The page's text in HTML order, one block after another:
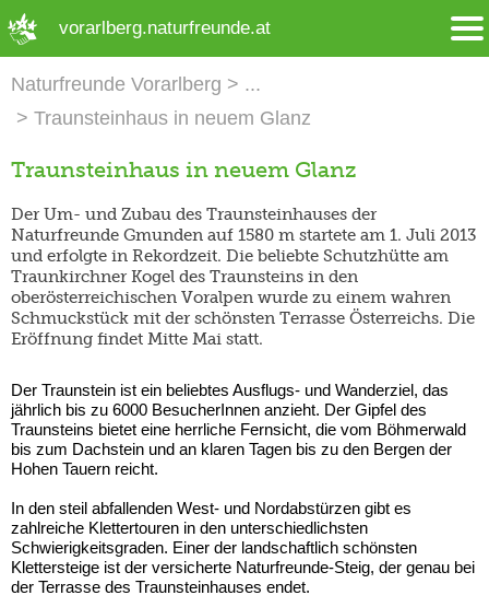
vorarlberg.naturfreunde.at
Naturfreunde Vorarlberg
Traunsteinhaus in neuem Glanz
Traunsteinhaus in neuem Glanz
Der Um- und Zubau des Traunsteinhauses der
Naturfreunde Gmunden auf 1580 m startete am 1. Juli 2013
und erfolgte in Rekordzeit. Die beliebte Schutzhütte am
Traunkirchner Kogel des Traunsteins in den
oberösterreichischen Voralpen wurde zu einem wahren
Schmuckstück mit der schönsten Terrasse Österreichs. Die
Eröffnung findet Mitte Mai statt.
Der Traunstein ist ein beliebtes Ausflugs- und Wanderziel, das
jährlich bis zu 6000 BesucherInnen anzieht. Der Gipfel des
Traunsteins bietet eine herrliche Fernsicht, die vom Böhmerwald
bis zum Dachstein und an klaren Tagen bis zu den Bergen der
Hohen Tauern reicht.
In den steil abfallenden West- und Nordabstürzen gibt es
zahlreiche Klettertouren in den unterschiedlichsten
Schwierigkeitsgraden. Einer der landschaftlich schönsten
Klettersteige ist der versicherte Naturfreunde-Steig, der genau bei
der Terrasse des Traunsteinhauses endet.